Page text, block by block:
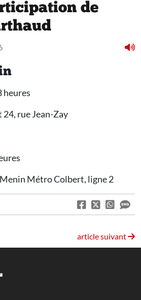
de
heures
rue Jean-Zay
Métro Colbert, ligne 2
article suivant